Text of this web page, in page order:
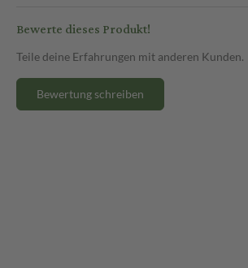
Bewerte dieses Produkt!
Teile deine Erfahrungen mit anderen Kunden.
Bewertung schreiben